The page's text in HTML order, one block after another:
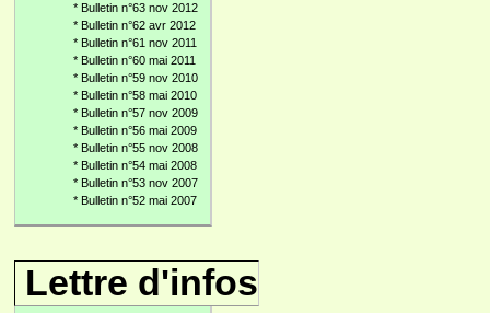
* Bulletin n°63 nov 2012
* Bulletin n°62 avr 2012
* Bulletin n°61 nov 2011
* Bulletin n°60 mai 2011
* Bulletin n°59 nov 2010
* Bulletin n°58 mai 2010
* Bulletin n°57 nov 2009
* Bulletin n°56 mai 2009
* Bulletin n°55 nov 2008
* Bulletin n°54 mai 2008
* Bulletin n°53 nov 2007
* Bulletin n°52 mai 2007
Lettre d'infos